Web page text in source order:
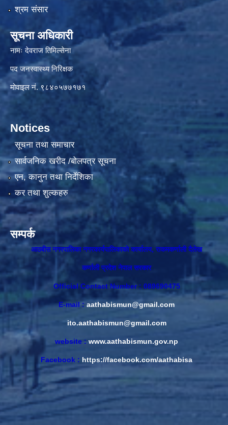
श्रम संसार
सूचना अधिकारी
नामः देवराज तिमिल्सेना
पद जनस्वास्थ्य निरिक्षक
मोवाइल नं. ९८४०५७७१७१
Notices
सूचना तथा समाचार
सार्वजनिक खरीद /बोलपत्र सूचना
एन, कानुन तथा निर्देशिका
कर तथा शुल्कहरु
सम्पर्क
आठबीस नगरपालिका नगरकार्यपालिकाकाे कार्यालय, राकमकर्णाली दैलेख
कर्णाली प्रदेश नेपाल सरकार
Official Contact Number : 089690475
E-mail : aathabismun@gmail.com
ito.aathabismun@gmail.com
website : www.aathabismun.gov.np
Facebook : https://facebook.com/aathabisa